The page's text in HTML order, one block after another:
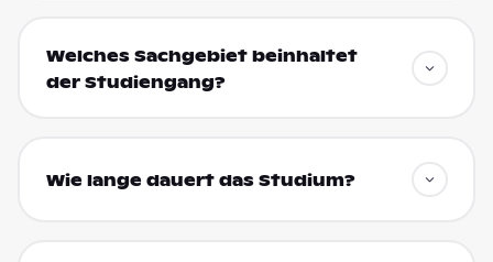
Welches Sachgebiet beinhaltet
der Studiengang?
Wie lange dauert das Studium?